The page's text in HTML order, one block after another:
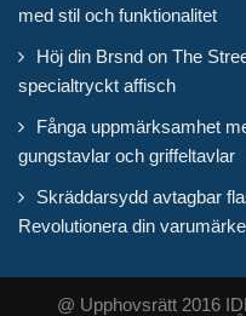
med stil och funktionalitet
Höj din Brsnd on The
specialtryckt affisch
Fånga uppmärksamhet
gungstavlar och griffeltavlar
Skräddarsydd avtagbar
Revolutionera din
@ Upphovsrätt 2016